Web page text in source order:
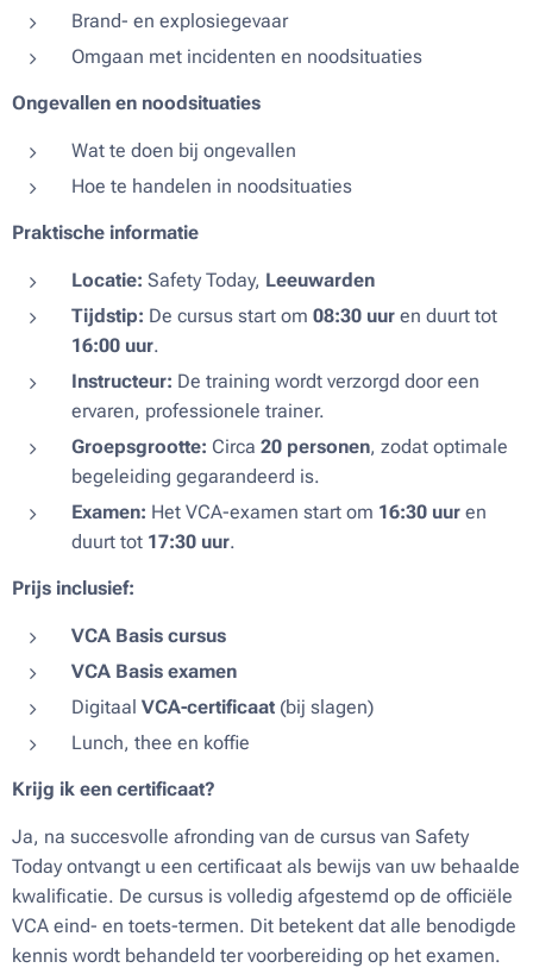
Brand- en explosiegevaar
Omgaan met incidenten en noodsituaties
Ongevallen en noodsituaties
Wat te doen bij ongevallen
Hoe te handelen in noodsituaties
Praktische informatie
Locatie: Safety Today, Leeuwarden
Tijdstip: De cursus start om 08:30 uur en duurt tot
16:00 uur.
Instructeur: De training wordt verzorgd door een
ervaren, professionele trainer.
Groepsgrootte: Circa 20 personen, zodat optimale
begeleiding gegarandeerd is.
Examen: Het VCA-examen start om 16:30 uur en
duurt tot 17:30 uur.
Prijs inclusief:
VCA Basis cursus
VCA Basis examen
Digitaal VCA-certificaat (bij slagen)
Lunch, thee en koffie
Krijg ik een certificaat?
Ja, na succesvolle afronding van de cursus van Safety
Today ontvangt u een certificaat als bewijs van uw behaalde
kwalificatie. De cursus is volledig afgestemd op de officiële
VCA eind- en toets-termen. Dit betekent dat alle benodigde
kennis wordt behandeld ter voorbereiding op het examen.